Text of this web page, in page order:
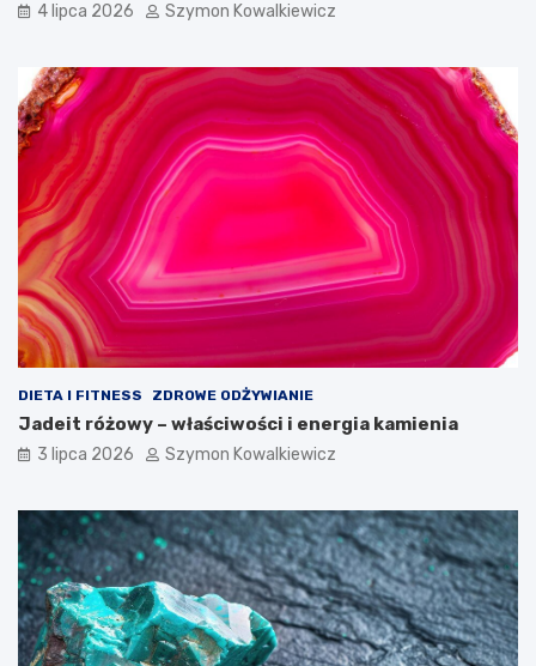
4 lipca 2026 Szymon Kowalkiewicz
DIETA I FITNESS ZDROWE ODŻYWIANIE
Jadeit różowy – właściwości i energia kamienia
3 lipca 2026 Szymon Kowalkiewicz